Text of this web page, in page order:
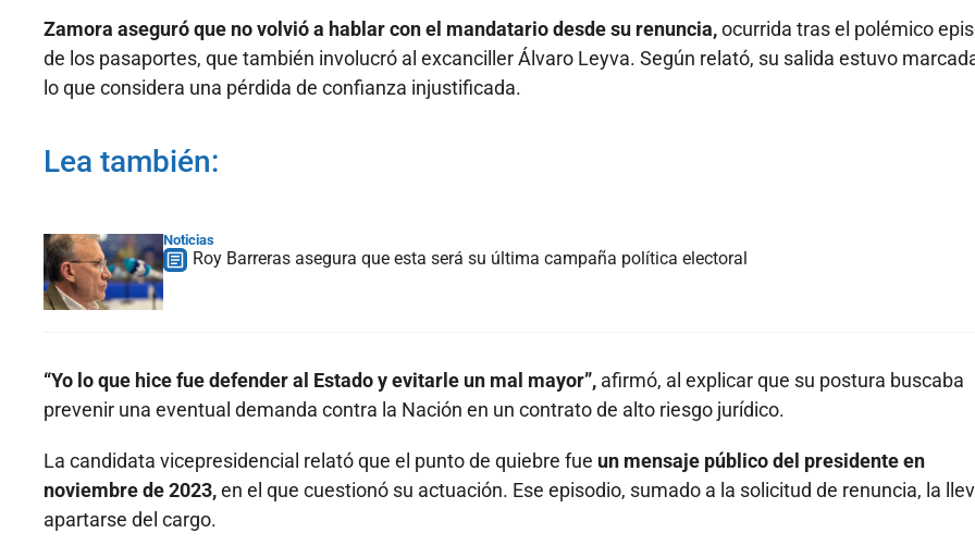
Zamora aseguró que no volvió a hablar con el mandatario desde su renuncia,ocurrida tras el polémico
de los pasaportes, que también involucró al excanciller Álvaro Leyva. Según relató, su salida estuvo
lo que considera una pérdida de confianza injustificada.
Lea también:
Noticias
Roy Barreras asegura que esta será su última campaña política electoral
“Yo lo que hice fue defender al Estado y evitarle un mal mayor”, afirmó, al explicar que su postura buscaba
prevenir una eventual demanda contra la Nación en un contrato de alto riesgo jurídico.
La candidata vicepresidencial relató que el punto de quiebre fue un mensaje público del presidente en
noviembre de 2023,en el que cuestionó su actuación. Ese episodio, sumado a la solicitud de renuncia, la
apartarse del cargo.